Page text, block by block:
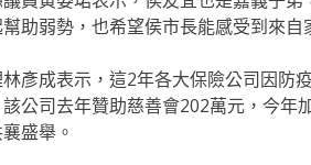
助弱勢，也希望侯市長能感受到來自
彥成表示，這2年各大保險公司因防
公司去年贊助慈善會202萬元，今年
盛舉。